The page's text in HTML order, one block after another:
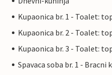
Kupaonica br. 1 - Toalet:
Kupaonica br. 2 - Toalet:
Kupaonica br. 3 - Toalet:
Spavaca soba br. 1 -